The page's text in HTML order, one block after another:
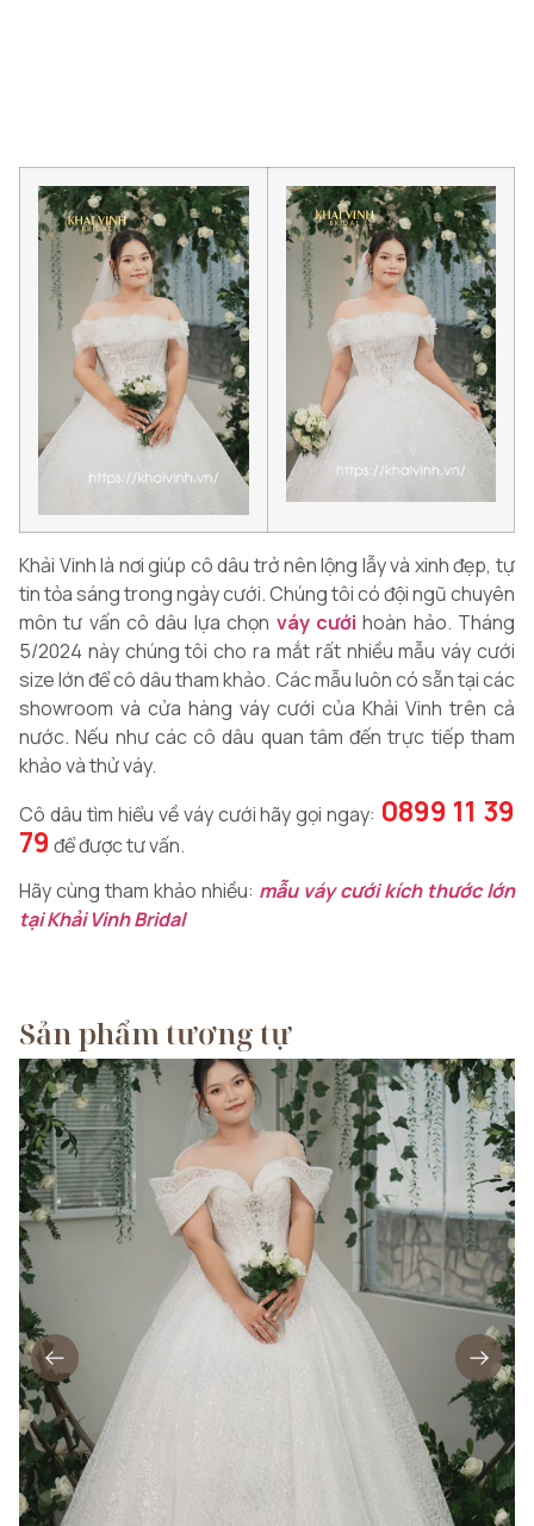
Khải Vinh là nơi giúp cô dâu trở nên lộng lẫy và xinh đẹp, tự
tin tỏa sáng trong ngày cưới. Chúng tôi có đội ngũ chuyên
môn tư vấn cô dâu lựa chọn váy cưới hoàn hảo. Tháng
5/2024 này chúng tôi cho ra mắt rất nhiều mẫu váy cưới
size lớn để cô dâu tham khảo. Các mẫu luôn có sẵn tại các
showroom và cửa hàng váy cưới của Khải Vinh trên cả
nước. Nếu như các cô dâu quan tâm đến trực tiếp tham
khảo và thử váy.
Cô dâu tìm hiểu về váy cưới hãy gọi ngay: 0899 11 39
79 để được tư vấn.
Hãy cùng tham khảo nhiều: mẫu váy cưới kích thước lớn
tại Khải Vinh Bridal
Sản phẩm tương tự